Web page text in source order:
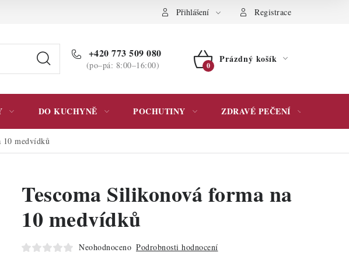
Podmínky ochrany osobních údajů Přihlášení Registrace
+420 773 509 080
(po–pá: 8:00–16:00)
NÁKUPNÍ
Prázdný košík
DO KUCHYNĚ POCHUTINY ZDRAVÉ PEČENÍ
10 medvídků
Tescoma Silikonová forma na
10 medvídků
Neohodnoceno Podrobnosti hodnocení